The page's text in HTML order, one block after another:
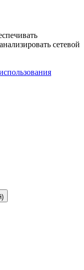
сетевой